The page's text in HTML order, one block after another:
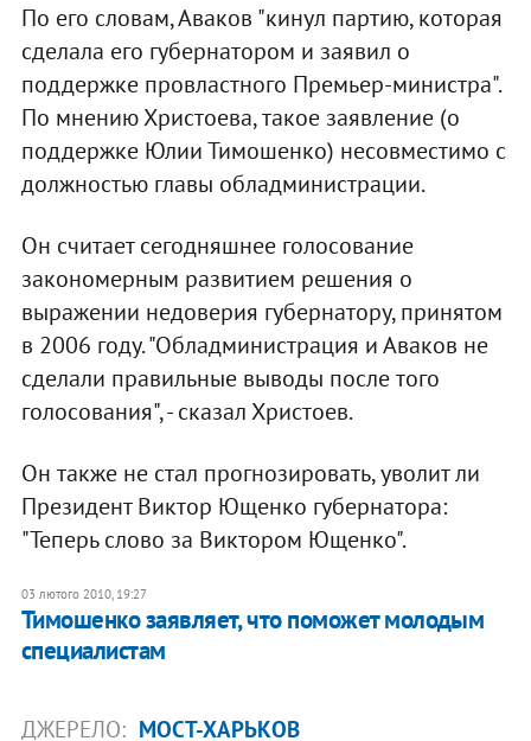
По его словам, Аваков "кинул партию, которая
сделала его губернатором и заявил о
поддержке провластного Премьер-министра".
По мнению Христоева, такое заявление (о
поддержке Юлии Тимошенко) несовместимо с
должностью главы обладминистрации.
Он считает сегодняшнее голосование
закономерным развитием решения о
выражении недоверия губернатору, принятом
в 2006 году. "Обладминистрация и Аваков не
сделали правильные выводы после того
голосования", - сказал Христоев.
Он также не стал прогнозировать, уволит ли
Президент Виктор Ющенко губернатора:
"Теперь слово за Виктором Ющенко".
03 лютого 2010, 19:27
Тимошенко заявляет, что поможет молодым
специалистам
ДЖЕРЕЛО: МОСТ-ХАРЬКОВ